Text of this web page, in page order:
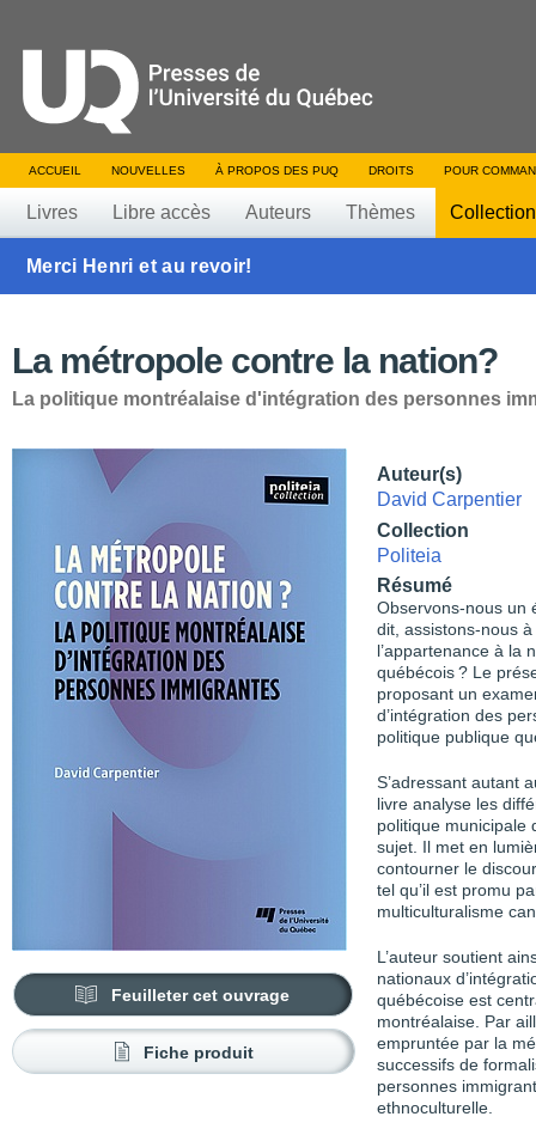
ACCUEIL NOUVELLES À PROPOS DES PUQ DROITS POUR
Livres Libre accès Auteurs Thèmes
Merci Henri et au revoir!
La métropole contre la nation?
La politique montréalaise d'intégration des personnes
Feuilleter cet ouvrage
Fiche produit
Auteur(s)
David Carpentier
Collection
Politeia
Résumé
Observons-nous un
dit, assistons-nous
l’appartenance à la
québécois ? Le
proposant un
d’intégration des
politique publique
S’adressant autant
livre analyse les
politique municipale
sujet. Il met en
contourner le
tel qu’il est promu
multiculturalisme
L’auteur soutient
nationaux
québécoise est
montréalaise. Par
empruntée par la
successifs de
personnes
ethnoculturelle.